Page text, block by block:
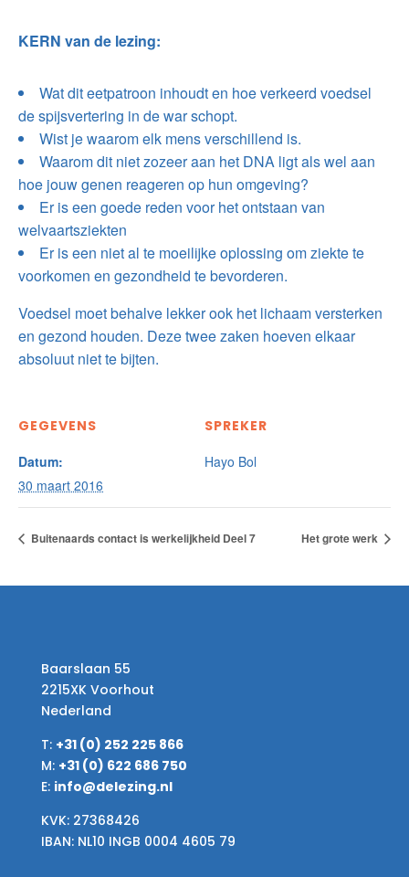
KERN van de lezing:
Wat dit eetpatroon inhoudt en hoe verkeerd voedsel
de spijsvertering in de war schopt.
Wist je waarom elk mens verschillend is.
Waarom dit niet zozeer aan het DNA ligt als wel aan
hoe jouw genen reageren op hun omgeving?
Er is een goede reden voor het ontstaan van
welvaartsziekten
Er is een niet al te moeilijke oplossing om ziekte te
voorkomen en gezondheid te bevorderen.
Voedsel moet behalve lekker ook het lichaam versterken
en gezond houden. Deze twee zaken hoeven elkaar
absoluut niet te bijten.
GEGEVENS
Datum:
30 maart 2016
SPREKER
Hayo Bol
Buitenaards contact is werkelijkheid Deel 7 Het grote werk
Baarslaan 55
2215XK Voorhout
Nederland
T: +31 (0) 252 225 866
M: +31 (0) 622 686 750
E: info@delezing.nl
KVK: 27368426
IBAN: NL10 INGB 0004 4605 79